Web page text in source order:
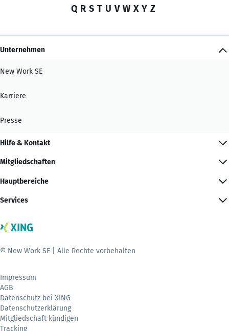
Q R S T U V W X Y Z
Unternehmen
New Work SE
Karriere
Presse
Hilfe & Kontakt
Mitgliedschaften
Hauptbereiche
Services
© New Work SE | Alle Rechte vorbehalten
Impressum
AGB
Datenschutz bei XING
Datenschutzerklärung
Mitgliedschaft kündigen
Tracking